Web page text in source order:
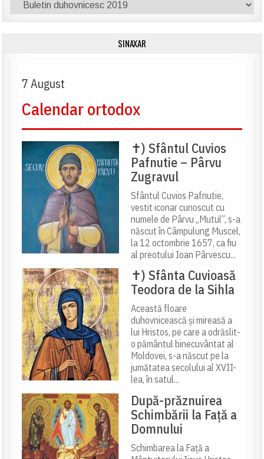
Categorii
pe
site
SINAXAR
7 August
Calendar ortodox
✝) Sfântul Cuvios
Pafnutie – Pârvu
Zugravul
Sfântul Cuvios Pafnutie,
vestit iconar cunoscut cu
numele de Pârvu „Mutul”, s-a
născut în Câmpulung Muscel,
la 12 octombrie 1657, ca fiu
al preotului Ioan Pârvescu...
✝) Sfânta Cuvioasă
Teodora de la Sihla
Această floare
duhovnicească și mireasă a
lui Hristos, pe care a odrăslit-
o pământul binecuvântat al
Moldovei, s-a născut pe la
jumătatea secolului al XVII-
lea, în satul...
După-prăznuirea
Schimbării la Față a
Domnului
Schimbarea la Față a